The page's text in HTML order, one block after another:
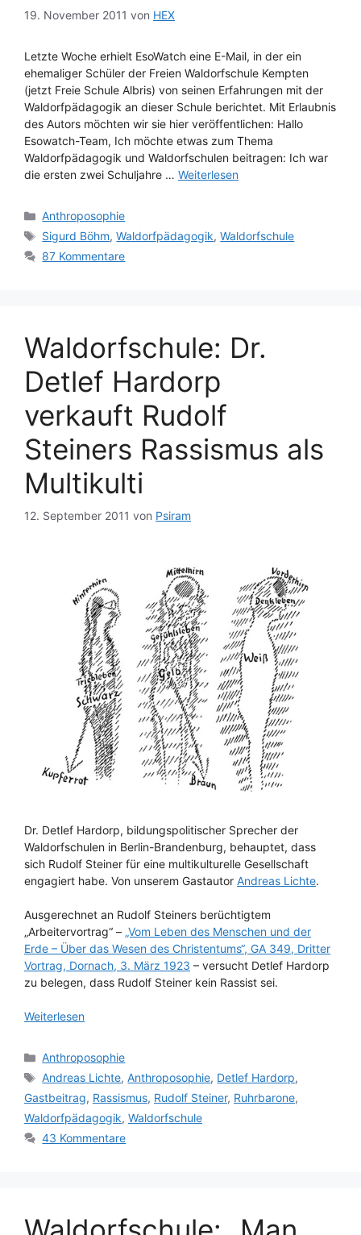
19. November 2011 von HEX
Letzte Woche erhielt EsoWatch eine E-Mail, in der ein
ehemaliger Schüler der Freien Waldorfschule Kempten
(jetzt Freie Schule Albris) von seinen Erfahrungen mit der
Waldorfpädagogik an dieser Schule berichtet. Mit Erlaubnis
des Autors möchten wir sie hier veröffentlichen: Hallo
Esowatch-Team, Ich möchte etwas zum Thema
Waldorfpädagogik und Waldorfschulen beitragen: Ich war
die ersten zwei Schuljahre … Weiterlesen
Kategorien
Anthroposophie
Schlagwörter
Sigurd Böhm,Waldorfpädagogik,Waldorfschule
87 Kommentare
Waldorfschule: Dr.
Detlef Hardorp
verkauft Rudolf
Steiners Rassismus als
Multikulti
12. September 2011 von Psiram
Dr. Detlef Hardorp, bildungspolitischer Sprecher der
Waldorfschulen in Berlin-Brandenburg, behauptet, dass
sich Rudolf Steiner für eine multikulturelle Gesellschaft
engagiert habe. Von unserem Gastautor Andreas Lichte.
Ausgerechnet an Rudolf Steiners berüchtigtem
„Arbeitervortrag“ – „Vom Leben des Menschen und der
Erde – Über das Wesen des Christentums“, GA 349, Dritter
Vortrag, Dornach, 3. März 1923 – versucht Detlef Hardorp
zu belegen, dass Rudolf Steiner kein Rassist sei.
Weiterlesen
Kategorien
Anthroposophie
Schlagwörter
Andreas Lichte,Anthroposophie, Detlef Hardorp,
Gastbeitrag, Rassismus, Rudolf Steiner, Ruhrbarone,
Waldorfpädagogik, Waldorfschule
43 Kommentare